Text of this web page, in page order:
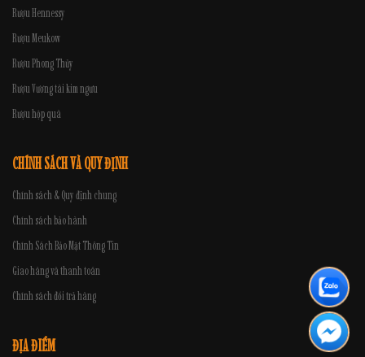
Rượu Hennessy
Rượu Meukow
Rượu Phong Thủy
Rượu Vương tài kim ngưu
Rượu hộp quà
CHÍNH SÁCH VÀ QUY ĐỊNH
Chính sách & Quy định chung
Chính sách bảo hành
Chính Sách Bảo Mật Thông Tin
Giao hàng và thanh toán
Chính sách đổi trả hàng
ĐỊA ĐIỂM